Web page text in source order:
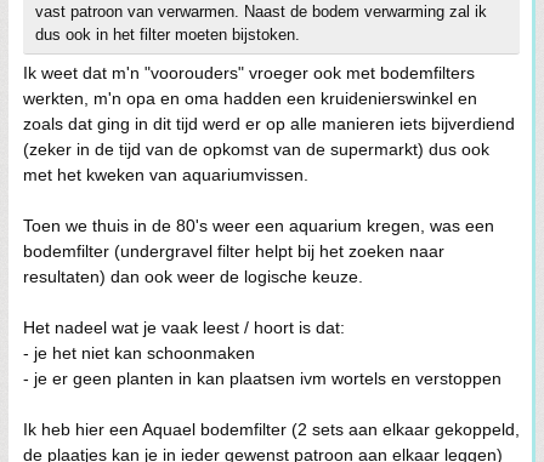
vast patroon van verwarmen. Naast de bodem verwarming zal ik
dus ook in het filter moeten bijstoken.
Ik weet dat m'n "voorouders" vroeger ook met bodemfilters
werkten, m'n opa en oma hadden een kruidenierswinkel en
zoals dat ging in dit tijd werd er op alle manieren iets bijverdiend
(zeker in de tijd van de opkomst van de supermarkt) dus ook
met het kweken van aquariumvissen.
Toen we thuis in de 80's weer een aquarium kregen, was een
bodemfilter (undergravel filter helpt bij het zoeken naar
resultaten) dan ook weer de logische keuze.
Het nadeel wat je vaak leest / hoort is dat:
- je het niet kan schoonmaken
- je er geen planten in kan plaatsen ivm wortels en verstoppen
Ik heb hier een Aquael bodemfilter (2 sets aan elkaar gekoppeld,
de plaatjes kan je in ieder gewenst patroon aan elkaar leggen)